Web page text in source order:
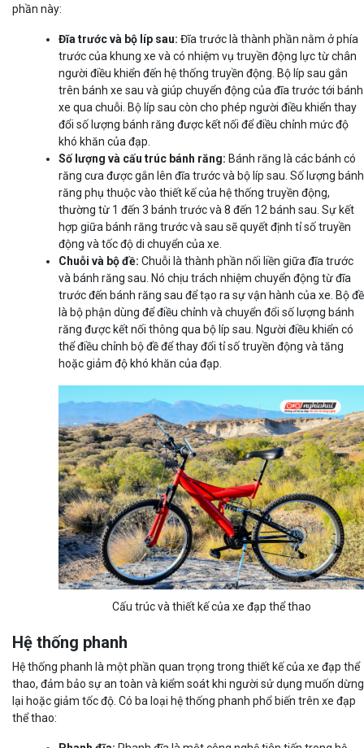
phần này:
Đĩa trước và bộ líp sau: Đĩa trước là thành phần nằm ở phía
trước của khung xe và có nhiệm vụ truyền động lực từ chân
người điều khiển đến hệ thống truyền động. Bộ líp sau gắn
trên bánh xe sau và giúp chuyển động của đĩa trước tới bánh
xe qua chuỗi. Bộ líp sau còn cho phép người điều khiển thay
đổi số lượng bánh răng được kết nối để điều chỉnh mức độ
khó khăn của đạp.
Số lượng và cấu trúc bánh răng: Bánh răng là các bánh có
răng cưa được gắn lên đĩa trước và bộ líp sau. Số lượng bánh
răng phụ thuộc vào thiết kế của hệ thống truyền động,
thường từ 1 đến 3 bánh trước và 8 đến 12 bánh sau. Sự kết
hợp giữa bánh răng trước và sau sẽ quyết định tỉ số truyền
động và tốc độ di chuyển của xe.
Chuỗi và bộ đề: Chuỗi là thành phần nối liền giữa đĩa trước
và bánh răng sau. Nó chịu trách nhiệm chuyển động từ đĩa
trước đến bánh răng sau để tạo ra sự vận hành của xe. Bộ đề
là bộ phận dùng để điều chỉnh và chuyển đổi số lượng bánh
răng được kết nối thông qua bộ líp sau. Người điều khiển có
thể điều chỉnh bộ đề để thay đổi tỉ số truyền động và tăng
hoặc giảm độ khó khăn của đạp.
Cấu trúc và thiết kế của xe đạp thể thao
Hệ thống phanh
Hệ thống phanh là một phần quan trọng trong thiết kế của xe đạp thể
thao, đảm bảo sự an toàn và kiểm soát khi người sử dụng muốn dừng
lại hoặc giảm tốc độ. Có ba loại hệ thống phanh phổ biến trên xe đạp
thể thao: